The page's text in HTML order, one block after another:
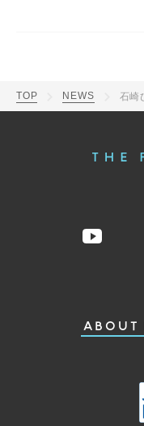
TOP NEWS
ABOUT